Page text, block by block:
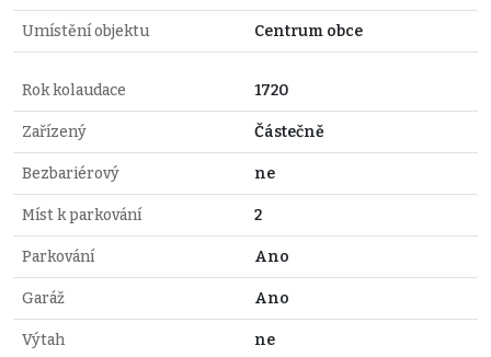
Umístění objektu Centrum obce
Rok kolaudace 1720
Zařízený Částečně
Bezbariérový ne
Míst k parkování 2
Parkování Ano
Garáž Ano
Výtah ne